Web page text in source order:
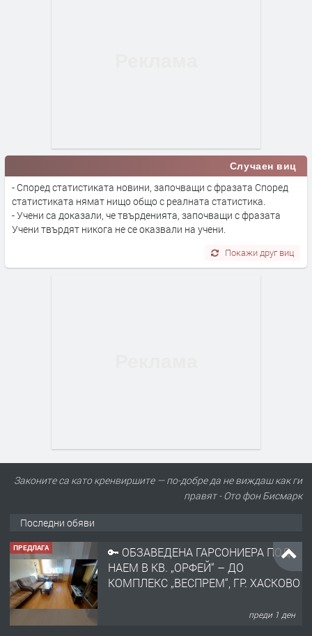
Случаен виц
- Според статистиката новини, започващи с фразата Според
статистиката нямат нищо общо с реалната статистика.
- Учени са доказали, че твърденията, започващи с фразата
Учени твърдят никога не се оказвали на учени.
Покажи друг виц
Законите са като кренвиршите — по-добре да не виждаш как ги
правят - Ото фон Бисмарк
Последни обяви
ПРЕДЛАГА
🔑 ОБЗАВЕДЕНА ГАРСОНИЕРА ПОД
НАЕМ В КВ. „ОРФЕЙ“ – ДО
КОМПЛЕКС „ВЕСПРЕМ“, ГР. ХАСКОВО
преди 1 ден